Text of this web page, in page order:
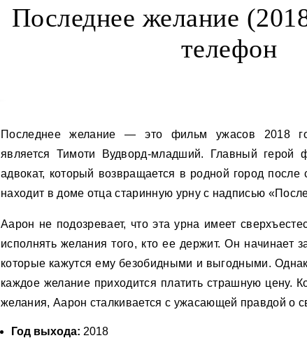
Последнее желание
телефон
Последнее желание — это фильм ужасов 2018 года, режиссером которого
является Тимоти Вудворд-младший. Главный
адвокат, который возвращается в родной город после
находит в доме отца старинную урну с надписью
Аарон не подозревает, что эта урна имеет
исполнять желания того, кто ее держит. Он начинает
которые кажутся ему безобидными и выгодными.
каждое желание приходится платить страшную цену.
желания, Аарон сталкивается с ужасающей правдой о
Год выхода: 2018